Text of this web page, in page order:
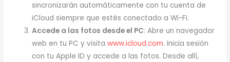
sincronizarán automáticamente con tu cuenta de
iCloud siempre que estés conectado a Wi-Fi.
Accede a las fotos desde el PC: Abre un navegador
web en tu PC y visitawww.icloud.com. Inicia sesión
con tu Apple ID y accede a las fotos. Desde allí,